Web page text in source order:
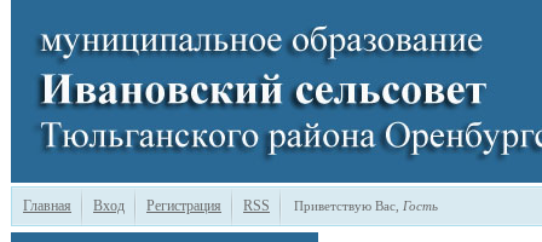
Главная Вход Регистрация RSS Приветствую Вас Гость